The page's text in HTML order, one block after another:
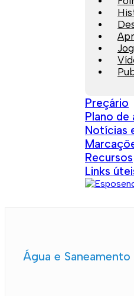
Preçário
Plano de
Notícias
Recursos
Links
Água e Saneamento